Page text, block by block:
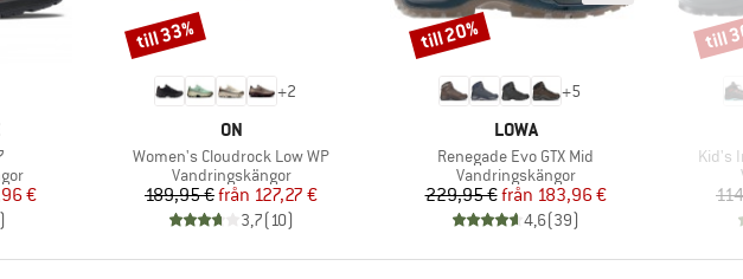
pris
€
)
+2
VARUMÄRKE
ON
Produkter
Women's Cloudrock Low WP
Produktgrupp
Vandringskängor
Pris
189,95 € Reducerat pris
från 127,27 €
3,7(10)
Rabatt
till 33%
+5
VARUMÄRKE
LOWA
Produkter
Renegade Evo GTX Mid
Produktgrupp
Vandringskängor
Pris
229,95 € Reducerat pris
från 183,96 €
4,6(39)
Rabatt
till 20%
Kid's
till